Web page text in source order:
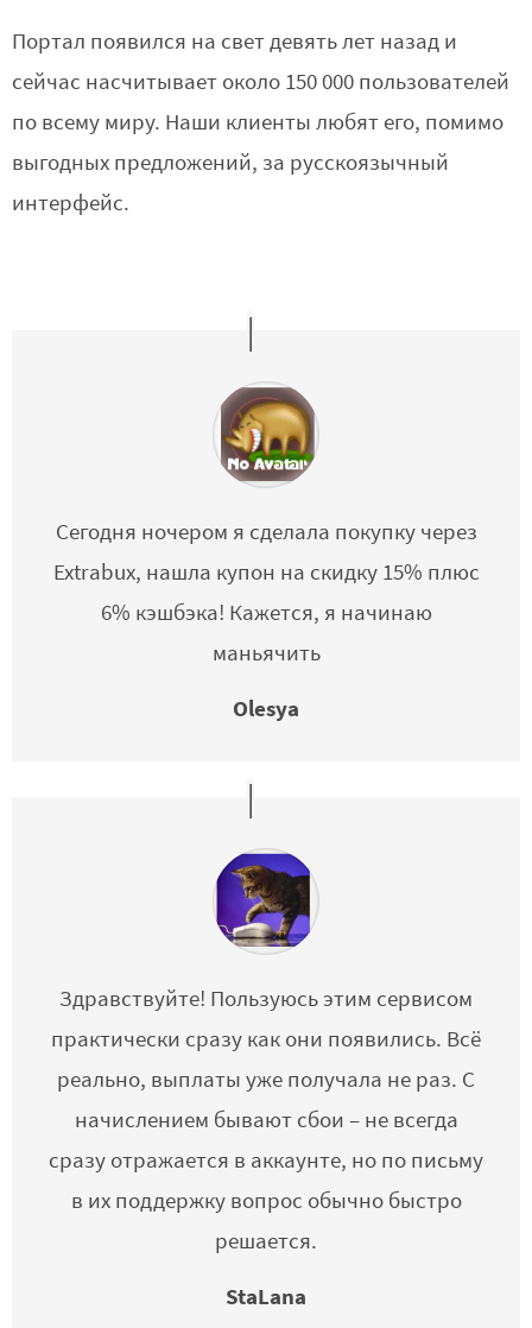
Портал появился на свет девять лет назад и
сейчас насчитывает около 150 000 пользователей
по всему миру. Наши клиенты любят его, помимо
выгодных предложений, за русскоязычный
интерфейс.
Сегодня ночером я сделала покупку через
Extrabux, нашла купон на скидку 15% плюс
6% кэшбэка! Кажется, я начинаю
маньячить
Olesya
Здравствуйте! Пользуюсь этим сервисом
практически сразу как они появились. Всё
реально, выплаты уже получала не раз. С
начислением бывают сбои – не всегда
сразу отражается в аккаунте, но по письму
в их поддержку вопрос обычно быстро
решается.
StaLana